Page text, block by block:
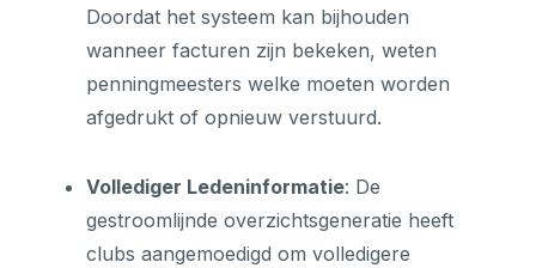
Doordat het systeem kan bijhouden
wanneer facturen zijn bekeken, weten
penningmeesters welke moeten worden
afgedrukt of opnieuw verstuurd.
Vollediger Ledeninformatie: De
gestroomlijnde overzichtsgeneratie heeft
clubs aangemoedigd om volledigere